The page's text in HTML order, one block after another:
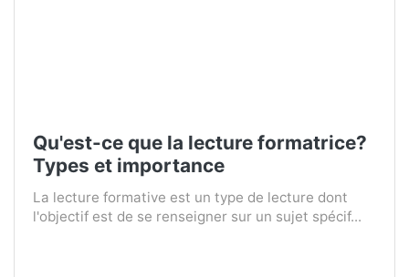
Qu'est-ce que la lecture formatrice?
Types et importance
La lecture formative est un type de lecture dont
l'objectif est de se renseigner sur un sujet spécif...